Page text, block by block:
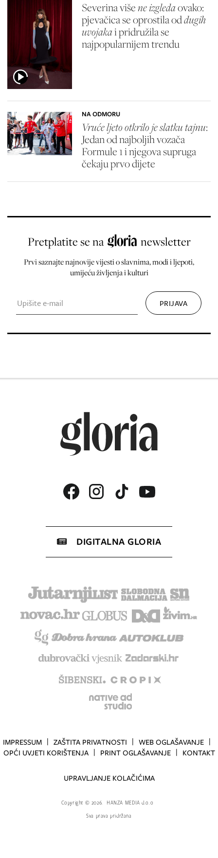
Severina višene izgledaovako:
pjevačica se oprostila oddugih
uvojakai pridružila se
najpopularnijem trendu
NA ODMORU
Vruće ljeto otkrilo je slatku tajnu:
Jedan od najboljih vozača
Formule 1 i njegova supruga
čekaju prvo dijete
Pretplatite se na newsletter
Prvi saznajte najnovije vijesti o slavnima, modi i ljepoti,
umijeću življenja i kulturi
DIGITALNA GLORIA
IMPRESSUM ZAŠTITA PRIVATNOSTI
WEB OGLAŠAVANJE
OPĆI UVJETI KORIŠTENJA
PRINT OGLAŠAVANJE KONTAKT
UPRAVLJANJE KOLAČIĆIMA
Copyright © 2026.
HANZA MEDIA d.o.o
Sva prava pridržana